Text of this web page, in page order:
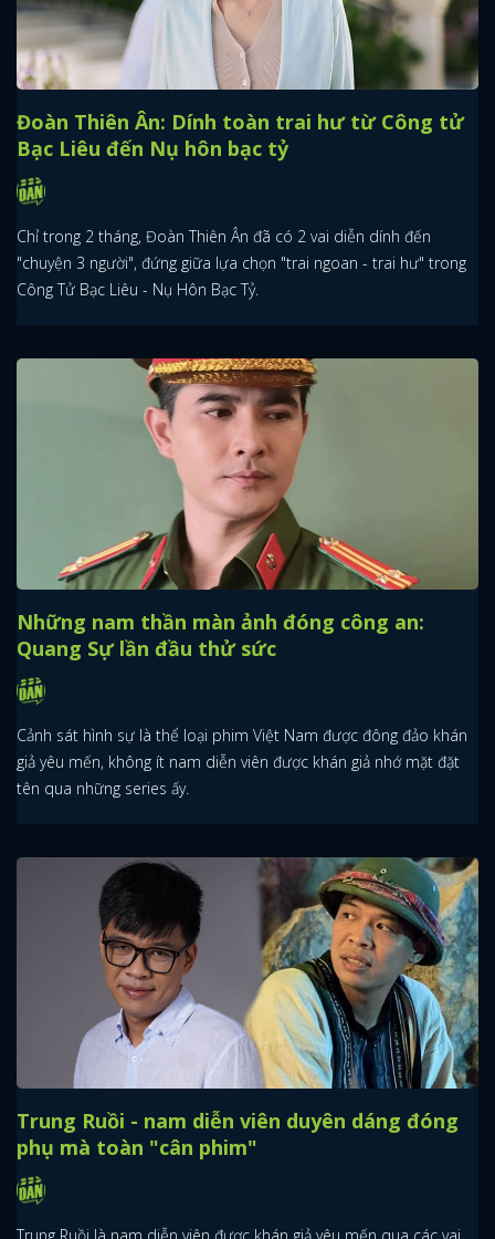
Đoàn Thiên Ân: Dính toàn trai hư từ Công tử
Bạc Liêu đến Nụ hôn bạc tỷ
Chỉ trong 2 tháng, Đoàn Thiên Ân đã có 2 vai diễn dính đến
"chuyện 3 người", đứng giữa lựa chọn "trai ngoan - trai hư" trong
Công Tử Bạc Liêu - Nụ Hôn Bạc Tỷ.
Những nam thần màn ảnh đóng công an:
Quang Sự lần đầu thử sức
Cảnh sát hình sự là thể loại phim Việt Nam được đông đảo khán
giả yêu mến, không ít nam diễn viên được khán giả nhớ mặt đặt
tên qua những series ấy.
Trung Ruồi - nam diễn viên duyên dáng đóng
phụ mà toàn "cân phim"